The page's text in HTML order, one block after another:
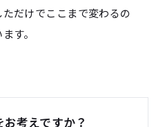
だけでここまで変わるの
す。
考えですか？